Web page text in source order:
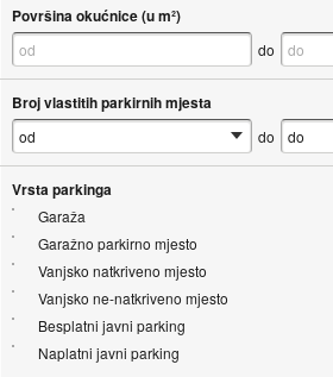
Površina okućnice (u m²)
do
Broj vlastitih parkirnih mjesta
do
Vrsta parkinga
Garaža
Garažno parkirno mjesto
Vanjsko natkriveno mjesto
Vanjsko ne-natkriveno mjesto
Besplatni javni parking
Naplatni javni parking